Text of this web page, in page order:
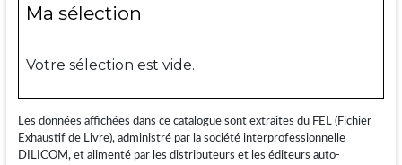
Ma sélection
Votre sélection est vide.
Les données affichées dans ce catalogue sont extraites du FEL (Fichier
Exhaustif de Livre), administré par la société interprofessionnelle
DILICOM, et alimenté par les distributeurs et les éditeurs auto-